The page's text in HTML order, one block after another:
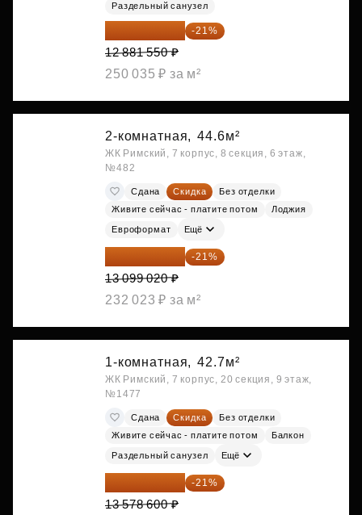
Раздельный санузел
10 176 425 ₽ -21%
12 881 550 ₽
250 035 ₽ за м²
2-комнатная, 44.6м²
ЖК Римский, 7 корпус, 8 секция, 6 этаж,
№482
Сдана Скидка
Без отделки
Живите сейчас - платите потом
Лоджия
Евроформат Ещё
10 348 226 ₽ -21%
13 099 020 ₽
232 023 ₽ за м²
1-комнатная, 42.7м²
ЖК Римский, 7 корпус, 20 секция, 9 этаж,
№1477
Сдана Скидка
Без отделки
Живите сейчас - платите потом
Балкон
Раздельный санузел Ещё
10 727 094 ₽ -21%
13 578 600 ₽